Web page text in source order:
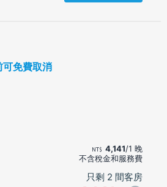
免費取消
4,141/1 晚
不含稅金和服務費
只剩 2 間客房